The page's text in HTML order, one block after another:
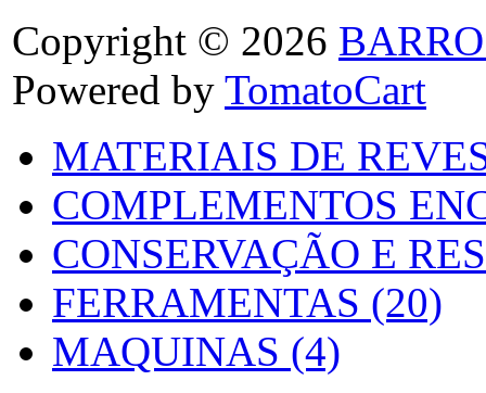
Copyright © 2026
Powered by TomatoCart
MATERIAIS DE
COMPLEMENTOS
CONSERVAÇÃO E
FERRAMENTAS (20)
MAQUINAS (4)